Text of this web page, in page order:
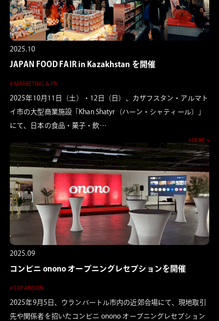
2025.10
JAPAN FOOD FAIR in Kazakhstan を開催
# MARKETING & PR
2025年10月11日（土）・12日（日）、カザフスタン・アルマト
イ市の大型商業施設「Khan Shatyr（ハーン・シャティール）」
にて、日本の食品・菓子・飲…
MORE >
2025.09
コンビニ onono オープニングレセプションを開催
# EXPANSION
2025年9月5日、ウランバートル市内の近郊会場にて、現地取引
先や関係者を招いたコンビニ onono オープニングレセプション